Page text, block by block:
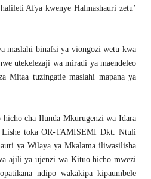
Afya kwenye Halmashauri zetu’
maslahi binafsi ya viongozi wetu kwa
utekelezaji wa miradi ya maendeleo
Mitaa tuzingatie maslahi mapana ya
cha Ilunda Mkurugenzi wa Idara
toka OR-TAMISEMI Dkt. Ntuli
ya Wilaya ya Mkalama iliwasilisha
ajili ya ujenzi wa Kituo hicho mwezi
ndipo wakakipa kipaumbele